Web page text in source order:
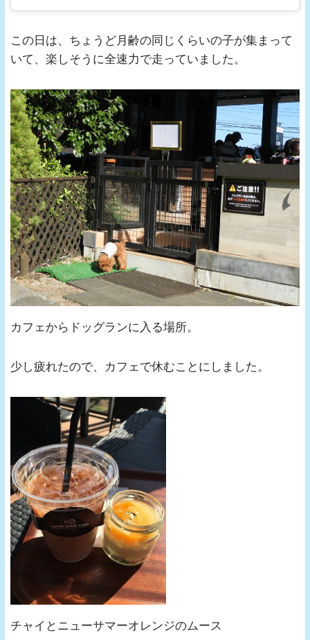
この日は、ちょうど月齢の同じくらいの子が集まって
いて、楽しそうに全速力で走っていました。
カフェからドッグランに入る場所。
少し疲れたので、カフェで休むことにしました。
チャイとニューサマーオレンジのムース